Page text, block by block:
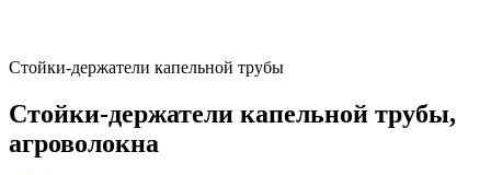
Стойки-держатели капельной трубы
Стойки-держатели капельной трубы,
агроволокна